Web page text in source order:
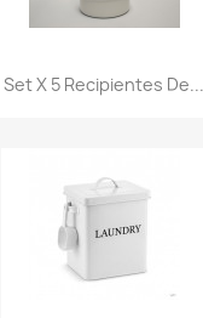
Set X 5 Recipientes De...